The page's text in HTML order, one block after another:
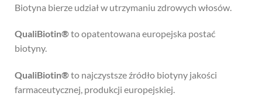
Biotyna bierze udział w utrzymaniu zdrowych włosów.
QualiBiotin®to opatentowana europejska postać
biotyny.
QualiBiotin®to najczystsze źródło biotyny jakości
farmaceutycznej, produkcji europejskiej.